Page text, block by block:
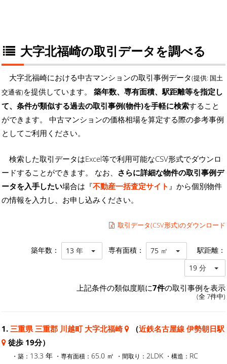
大字北福崎の取引データを調べる
大字北福崎における中古マンションの取引事例データ(提供: 国土
交通省)を提供しています。 築年数、専有面積、駅距離等を指定し
て、条件が類似する過去の取引事例(物件)を手軽に検索すること
ができます。 中古マンションの価格相場を算定する際の参考事例
としてご利用ください。
検索した取引データはExcel等で利用可能なCSV形式でダウンロ
ードすることができます。 なお、 さらに詳細な物件の取引事例デ
ータを入手したい場合は『不動産一括査定サイト 』から個別物件
の情報を入力し、お申し込みください。
取引データ(CSV形式)のダウンロード
築年数： 13 年 専有面積： 75 ㎡ 駅距離：
19 分
上記条件の類似度順に7件の取引事例を表示
(全 7件中)
1. 三重県 三重郡 川越町 大字北福崎 （近鉄名古屋線 伊勢朝日駅
徒歩 19分）
・築： 13.3 年 ・専有面積： 65.0 ㎡ ・間取り： 2LDK ・構造： RC